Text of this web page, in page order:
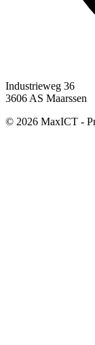
Industrieweg 36
3606 AS Maarssen
© 2026 MaxICT -